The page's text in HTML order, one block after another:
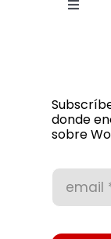
Toggle
Política de
Accesibilidad
donde
sobre